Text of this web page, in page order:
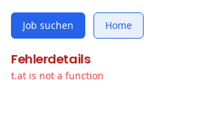
Job suchen Home
Fehlerdetails
t.at is not a function